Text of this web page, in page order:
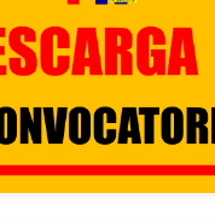
CLIK ACA